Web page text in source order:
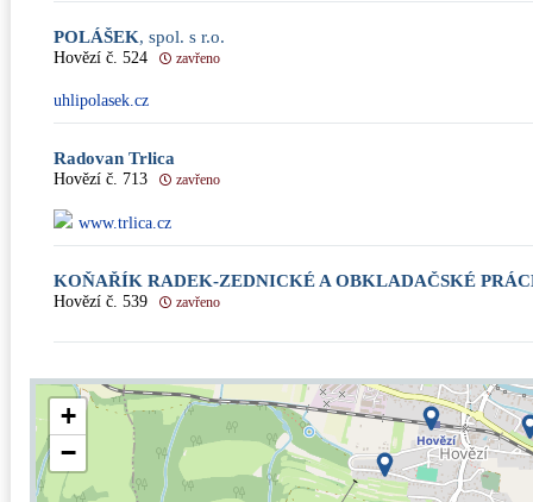
POLÁŠEK, spol. s r.o.
Hovězí č. 524 zavřeno
uhlipolasek.cz
Radovan Trlica
Hovězí č. 713 zavřeno
www.trlica.cz
KOŇAŘÍK RADEK-ZEDNICKÉ A OBKLADAČSKÉ
Hovězí č. 539 zavřeno
+
−